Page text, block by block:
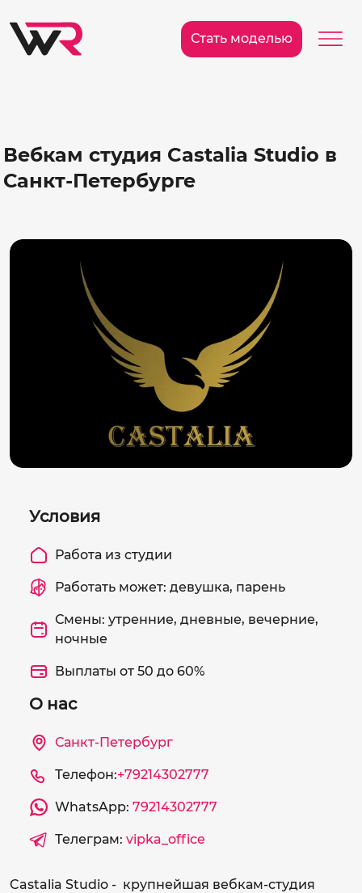
Стать моделью
Вебкам студия Castalia Studio в
Санкт-Петербурге
Условия
Работа из студии
Работать может: девушка, парень
Смены: утренние, дневные, вечерние,
ночные
Выплаты от 50 до 60%
О нас
Санкт-Петербург
Телефон:+79214302777
WhatsApp: 79214302777
Телеграм: vipka_office
Castalia Studio - крупнейшая вебкам-студия